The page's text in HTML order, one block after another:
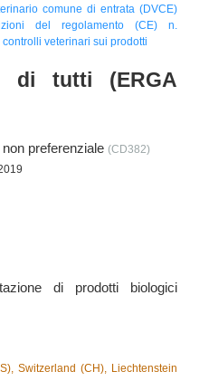
comune di entrata (DVCE)
del regolamento (CE) n.
veterinari sui prodotti
di tutti (ERGA
preferenziale (CD382)
di prodotti biologici
Switzerland (CH), Liechtenstein